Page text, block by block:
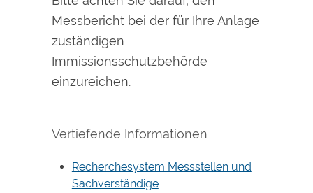
Messbericht bei der für Ihre Anlage
zuständigen
Immissionsschutzbehörde
einzureichen.
Vertiefende Informationen
Recherchesystem Messstellen und
Sachverständige